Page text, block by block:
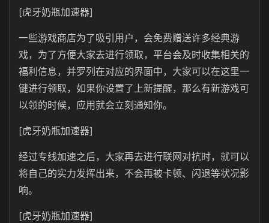
[虎牙奶瓶加速器]
一些游戏商店为了吸引用户，会免费赠送许多经典游
戏，为了方便大家去进行领取，平台会及时收集相关的
福利信息，并罗列在对应的界面中，大家可以在这里一
键进行领取，如果你设置了上新提醒，那么有新游戏可
以领的时候，应用就会立刻通知你。
[虎牙奶瓶加速器]
经过专线加速之后，大家再去进行联网对抗时，就可以
将自己的实力发挥出来，不会再被卡顿、闪退等状况影
响。
[虎牙奶瓶加速器]